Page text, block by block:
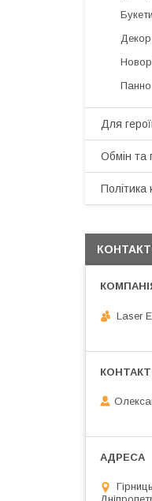
Панно
Для
Обмін та
Політика
Laser